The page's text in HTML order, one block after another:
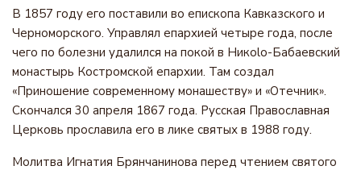
В 1857 году его поставили во епископа Кавказского и
Черноморского. Управлял епархией четыре года, после
чего по болезни удалился на покой в Никolo-Бабаевский
монастырь Костромской епархии. Там создал
«Приношение современному монашеству» и «Отечник».
Скончался 30 апреля 1867 года. Русская Православная
Церковь прославила его в лике святых в 1988 году.
Молитва Игнатия Брянчанинова перед чтением святого